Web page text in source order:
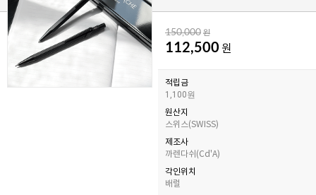
150,000 원
112,500 원
적립금
1,100원
원산지
스위스(SWISS)
제조사
까렌다쉬(Cd'A)
각인위치
배럴